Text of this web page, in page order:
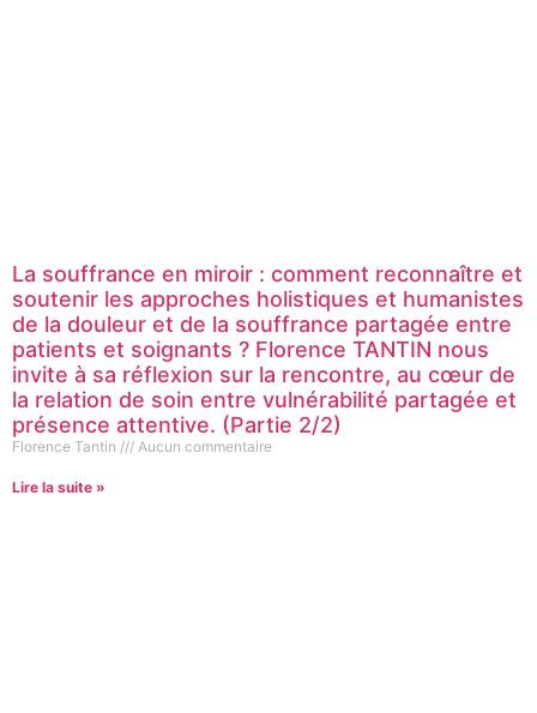
La souffrance en miroir : comment reconnaître et
soutenir les approches holistiques et humanistes
de la douleur et de la souffrance partagée entre
patients et soignants ? Florence TANTIN nous
invite à sa réflexion sur la rencontre, au cœur de
la relation de soin entre vulnérabilité partagée et
présence attentive. (Partie 2/2)
Florence Tantin Aucun commentaire
Lire la suite »